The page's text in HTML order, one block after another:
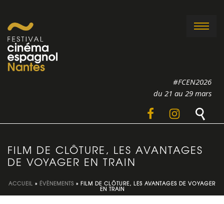
#FCEN2026
du 21 au 29 mars
FILM DE CLÔTURE, LES AVANTAGES
DE VOYAGER EN TRAIN
ACCUEIL » ÉVÈNEMENTS » FILM DE CLÔTURE, LES AVANTAGES DE VOYAGER
EN TRAIN